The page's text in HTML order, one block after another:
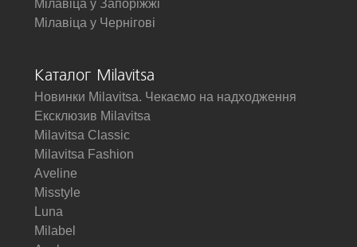
Мілавіца у Запоріжжі
Мілавіца у Чернігові
Каталог Milavitsa
Новинки Milavitsa. Чекаємо на надходження
Ексклюзив Milavitsa
Milavitsa Classic
Milavitsa Fashion
Aveline
Misstyle
Luna
Milabel